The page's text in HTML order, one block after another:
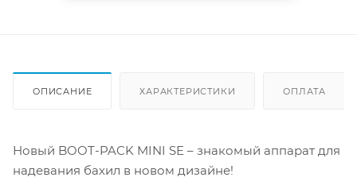
ОПИСАНИЕ ХАРАКТЕРИСТИКИ ОПЛАТА
Новый BOOT-PACK MINI SE – знакомый аппарат для
надевания бахил в новом дизайне!